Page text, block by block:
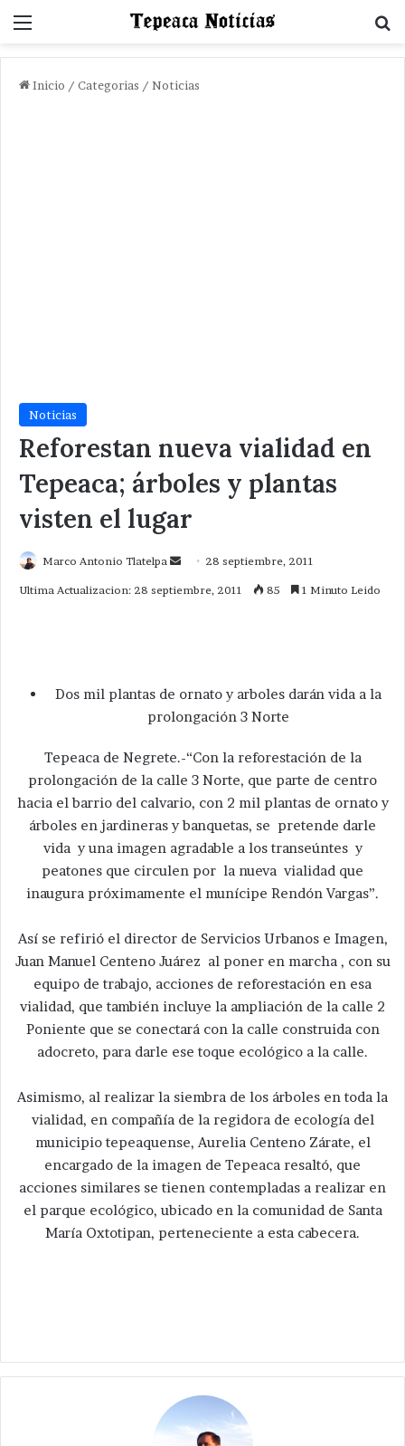
Menu
Inicio / Categorias / Noticias
Noticias
Reforestan nueva vialidad en
Tepeaca; árboles y plantas
visten el lugar
Marco Antonio Tlatelpa
Send 28 septiembre, 2011
Ultima Actualizacion: 28 septiembre, 2011 85 1 Minuto Leido
Dos mil plantas de ornato y arboles darán vida a la
prolongación 3 Norte
Tepeaca de Negrete.-“Con la reforestación de la
prolongación de la calle 3 Norte, que parte de centro
hacia el barrio del calvario, con 2 mil plantas de ornato y
árboles en jardineras y banquetas, se pretende darle
vida y una imagen agradable a los transeúntes y
peatones que circulen por la nueva vialidad que
inaugura próximamente el munícipe Rendón Vargas”.
Así se refirió el director de Servicios Urbanos e Imagen,
Juan Manuel Centeno Juárez al poner en marcha , con su
equipo de trabajo, acciones de reforestación en esa
vialidad, que también incluye la ampliación de la calle 2
Poniente que se conectará con la calle construida con
adocreto, para darle ese toque ecológico a la calle.
Asimismo, al realizar la siembra de los árboles en toda la
vialidad, en compañía de la regidora de ecología del
municipio tepeaquense, Aurelia Centeno Zárate, el
encargado de la imagen de Tepeaca resaltó, que
acciones similares se tienen contempladas a realizar en
el parque ecológico, ubicado en la comunidad de Santa
María Oxtotipan, perteneciente a esta cabecera.